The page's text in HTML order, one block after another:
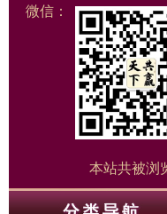
微信：
本站共被浏